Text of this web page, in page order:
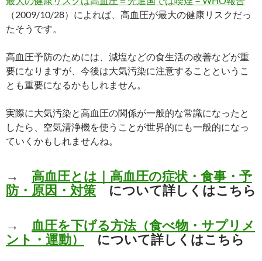
（2009/10/28）によれば、高血圧が最大の健康リスクだっ
たそうです。
高血圧予防のためには、減塩などの食生活の改善などが重
要になりますが、今後は大気汚染に注意することというこ
とも重要になるかもしれません。
実際に大気汚染と高血圧の関係が一般的な常識になったと
したら、空気清浄機を使うことが世界的にも一般的になっ
ていくかもしれませんね。
→ 高血圧とは｜高血圧の症状・食事・予
防・原因・対策 について詳しくはこちら
→
血圧を下げる方法（食べ物・サプリメ
ント・運動）
について詳しくはこちら